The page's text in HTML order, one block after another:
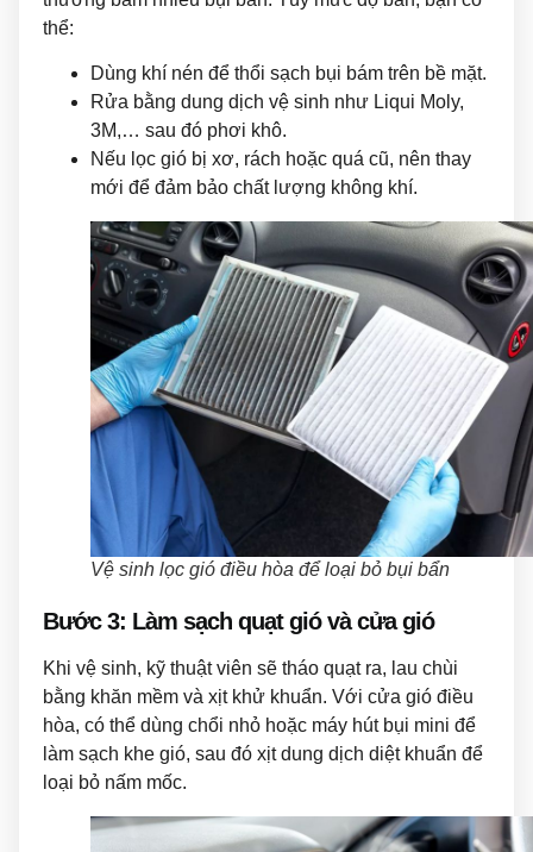
thể:
Dùng khí nén để thổi sạch bụi bám trên bề mặt.
Rửa bằng dung dịch vệ sinh như Liqui Moly,
3M,… sau đó phơi khô.
Nếu lọc gió bị xơ, rách hoặc quá cũ, nên thay
mới để đảm bảo chất lượng không khí.
Vệ sinh lọc gió điều hòa để loại bỏ bụi bẩn
Bước 3: Làm sạch quạt gió và cửa gió
Khi vệ sinh, kỹ thuật viên sẽ tháo quạt ra, lau chùi
bằng khăn mềm và xịt khử khuẩn. Với cửa gió điều
hòa, có thể dùng chổi nhỏ hoặc máy hút bụi mini để
làm sạch khe gió, sau đó xịt dung dịch diệt khuẩn để
loại bỏ nấm mốc.